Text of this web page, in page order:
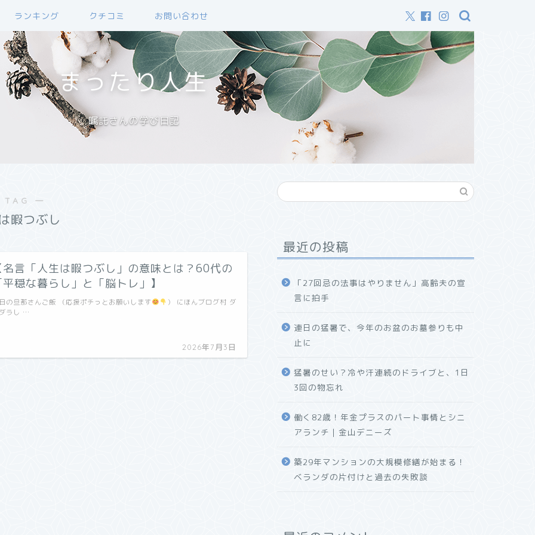
ランキング クチコミ お問い合わせ
まったり人生
嘱託さんの学び日記
―
暇つぶし
名言「人生は暇つぶし」の意味とは？60代の
穏な暮らし」と「脳トレ」】
2026年7月3日
の旦那さんご飯 （応援ポチっとお願いします
） にほんブログ村 ダ
ラし …
最近の投稿
「27回忌の法事はやりません」高齢夫の宣
言に拍手
連日の猛暑で、今年のお盆のお墓参りも中
止に
猛暑のせい？冷や汗連続のドライブと、1日
3回の物忘れ
働く82歳！年金プラスのパート事情とシニ
アランチ｜金山デニーズ
築29年マンションの大規模修繕が始まる！
ベランダの片付けと過去の失敗談